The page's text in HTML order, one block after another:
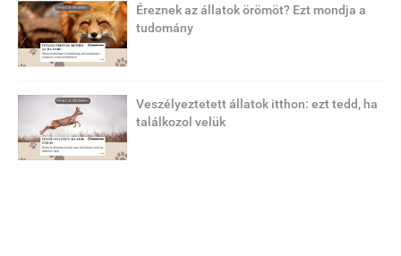
Éreznek az állatok örömöt? Ezt mondja a
tudomány
Veszélyeztetett állatok itthon: ezt tedd, ha
találkozol velük